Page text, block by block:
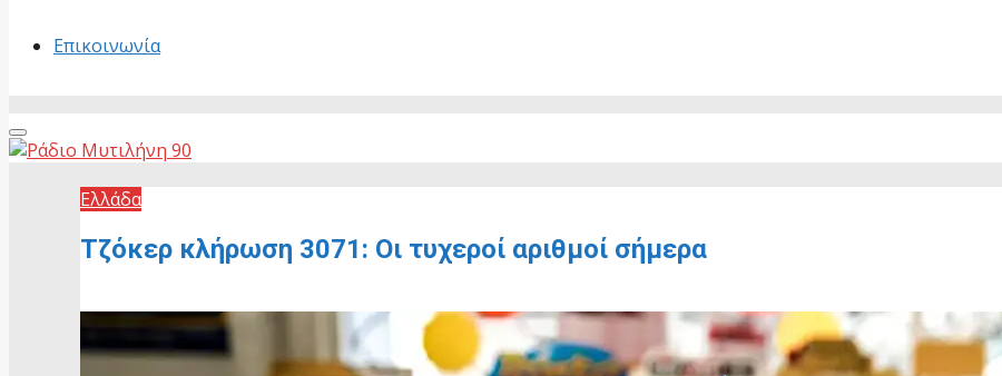
Επικοινωνία
Primary
Menu
Ελλάδα
Τζόκερ κλήρωση 3071: Οι τυχεροί αριθμοί σήμερα